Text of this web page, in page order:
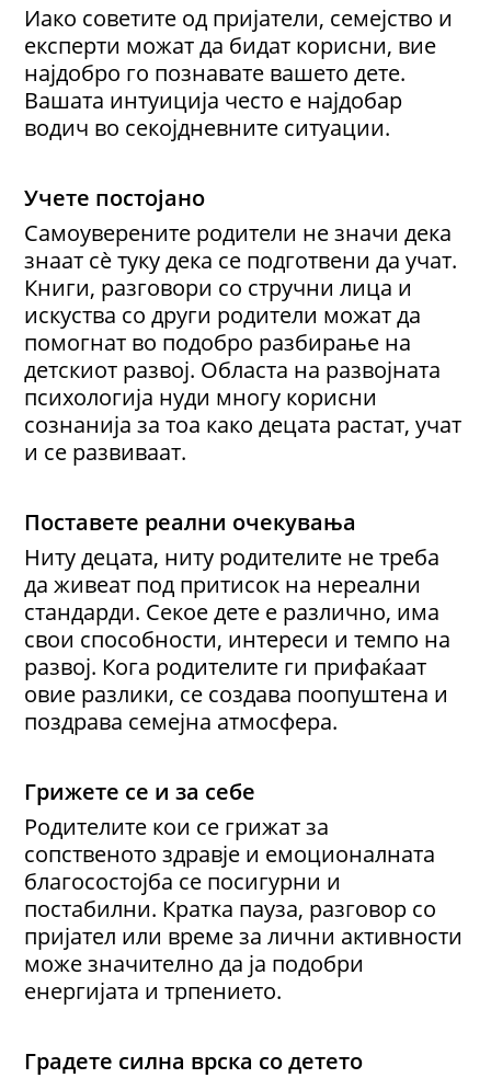
Иако советите од пријатели, семејство и
експерти можат да бидат корисни, вие
најдобро го познавате вашето дете.
Вашата интуиција често е најдобар
водич во секојдневните ситуации.
Учете постојано
Самоуверените родители не значи дека
знаат сè туку дека се подготвени да учат.
Книги, разговори со стручни лица и
искуства со други родители можат да
помогнат во подобро разбирање на
детскиот развој. Областа на развојната
психологија нуди многу корисни
сознанија за тоа како децата растат, учат
и се развиваат.
Поставете реални очекувања
Ниту децата, ниту родителите не треба
да живеат под притисок на нереални
стандарди. Секое дете е различно, има
свои способности, интереси и темпо на
развој. Кога родителите ги прифаќаат
овие разлики, се создава поопуштена и
поздрава семејна атмосфера.
Грижете се и за себе
Родителите кои се грижат за
сопственото здравје и емоционалната
благосостојба се посигурни и
постабилни. Кратка пауза, разговор со
пријател или време за лични активности
може значително да ја подобри
енергијата и трпението.
Градете силна врска со детето